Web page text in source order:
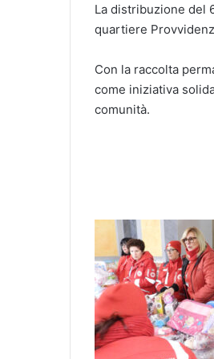
La distribuzione del
quartiere
Con la raccolta
come iniziativa
comunità.